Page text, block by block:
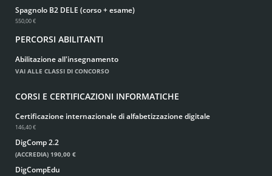
Spagnolo B2 DELE (corso + esame)
550,00 €
PERCORSI ABILITANTI
Abilitazione all'insegnamento
VAI ALLE CLASSI DI CONCORSO
CORSI E CERTIFICAZIONI INFORMATICHE
Certificazione internazionale di alfabetizzazione digitale
146,40 €
DigComp 2.2
(ACCREDIA) 190,00 €
DigCompEdu